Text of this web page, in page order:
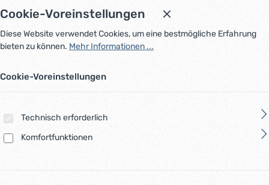
Cookie-Voreinstellungen
Diese Website verwendet Cookies, um eine bestmögliche Erfahrung
bieten zu können. Mehr Informationen ...
Cookie-Voreinstellungen
Technisch erforderlich
Komfortfunktionen